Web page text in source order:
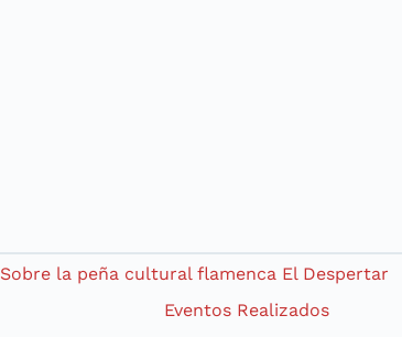
Sobre la peña cultural flamenca El Despertar
Eventos Realizados